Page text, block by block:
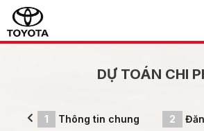
DỰ TOÁN CHI
1 Thông tin chung 2